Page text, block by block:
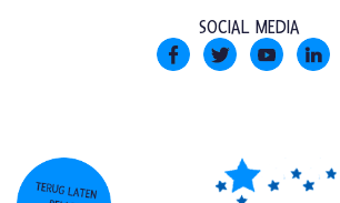
SOCIAL MEDIA